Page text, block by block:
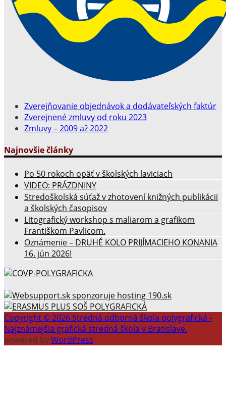
Zverejňovanie objednávok a dodávateľských faktúr
Zverejnené zmluvy od roku 2023
Zmluvy – 2009 až 2022
Najnovšie články
Po 50 rokoch opäť v školských laviciach
VIDEO: PRÁZDNINY
Stredoškolská súťaž v zhotovení knižných publikácii
a školských časopisov
Litografický workshop s maliarom a grafikom
Františkom Pavlicom.
Oznámenie – DRUHÉ KOLO PRIJÍMACIEHO KONANIA
16. jún 2026!
Copyright © 2026 Stredná odborná škola polygrafická -
Najznámejšia grafická stredná škola v Bratislave.
powered byWordPress